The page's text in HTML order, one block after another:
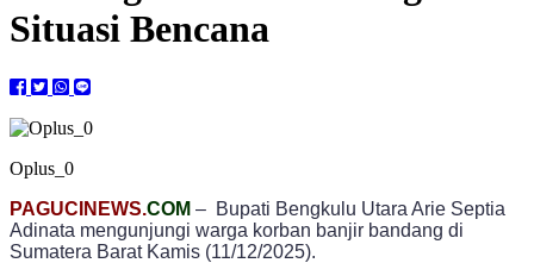
Situasi Bencana
Oplus_0
PAGUCINEWS.COM – Bupati Bengkulu Utara Arie Septia
Adinata mengunjungi warga korban banjir bandang di
Sumatera Barat Kamis (11/12/2025).